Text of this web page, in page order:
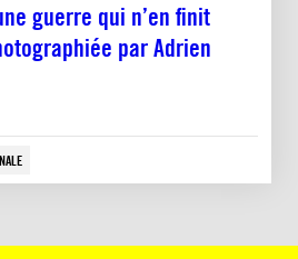
guerre qui n’en finit
par Adrien